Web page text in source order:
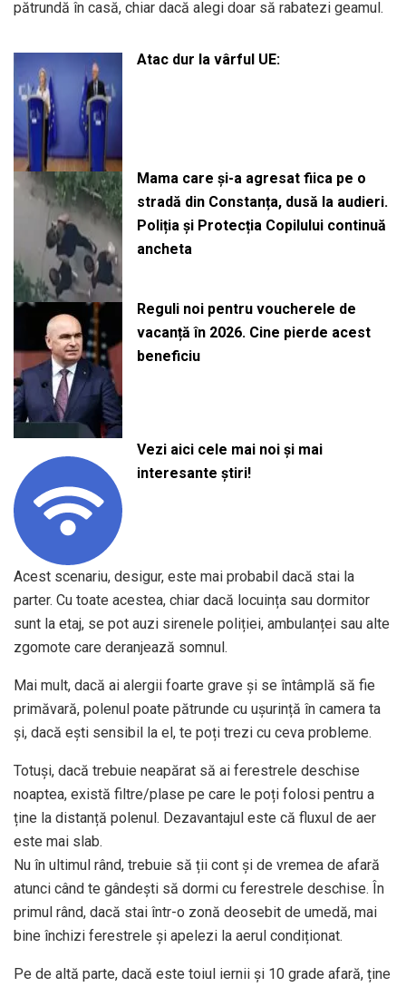
pătrundă în casă, chiar dacă alegi doar să rabatezi geamul.
Atac dur la vârful UE:
Mama care și-a agresat fiica pe o
stradă din Constanța, dusă la audieri.
Poliția și Protecția Copilului continuă
ancheta
Reguli noi pentru voucherele de
vacanță în 2026. Cine pierde acest
beneficiu
Vezi aici cele mai noi și mai
interesante știri!
Acest scenariu, desigur, este mai probabil dacă stai la
parter. Cu toate acestea, chiar dacă locuința sau dormitor
sunt la etaj, se pot auzi sirenele poliției, ambulanței sau alte
zgomote care deranjează somnul.
Mai mult, dacă ai alergii foarte grave și se întâmplă să fie
primăvară, polenul poate pătrunde cu ușurință în camera ta
și, dacă ești sensibil la el, te poți trezi cu ceva probleme.
Totuși, dacă trebuie neapărat să ai ferestrele deschise
noaptea, există filtre/plase pe care le poți folosi pentru a
ține la distanță polenul. Dezavantajul este că fluxul de aer
este mai slab.
Nu în ultimul rând, trebuie să ții cont și de vremea de afară
atunci când te gândești să dormi cu ferestrele deschise. În
primul rând, dacă stai într-o zonă deosebit de umedă, mai
bine închizi ferestrele și apelezi la aerul condiționat.
Pe de altă parte, dacă este toiul iernii și 10 grade afară, ține